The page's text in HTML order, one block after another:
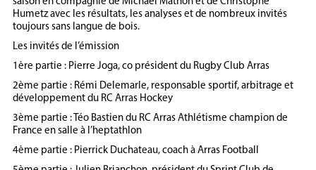
Humetz avec les résultats, les analyses et de nombreux invités
toujours sans langue de bois.
Les invités de l’émission
1ère partie : Pierre Joga, co président du Rugby Club Arras
2ème partie : Rémi Delemarle, responsable sportif, arbitrage et
développement du RC Arras Hockey
3ème partie : Téo Bastien du RC Arras Athlétisme champion de
France en salle à l’heptathlon
4ème partie : Pierrick Duchateau, coach à Arras Football